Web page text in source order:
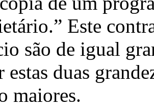
Este
são de igual
estas duas
maiores.